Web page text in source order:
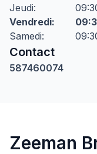
Jeudi:
Vendredi:
Samedi:
Contact
587460074
Zeeman